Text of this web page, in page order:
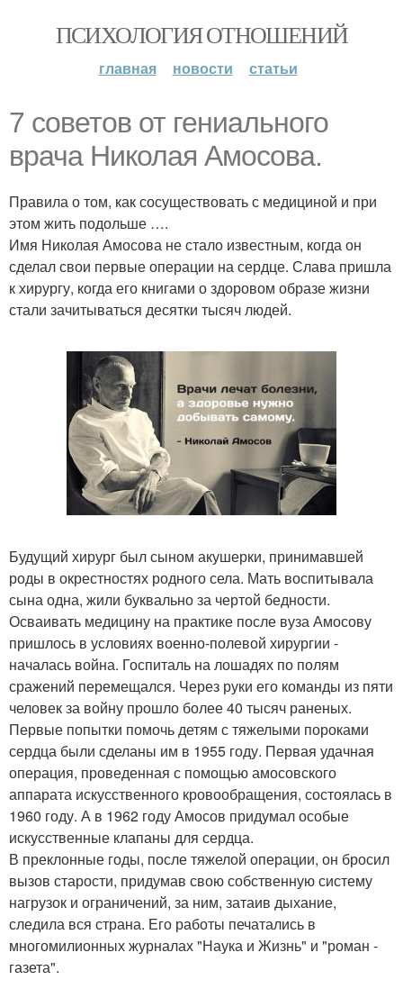
ПСИХОЛОГИЯ ОТНОШЕНИЙ
главная новости статьи
7 советов от гениального
врача Николая Амосова.
Правила о том, как сосуществовать с медициной и при
этом жить подольше ….
Имя Николая Амосова не стало известным, когда он
сделал свои первые операции на сердце. Слава пришла
к хирургу, когда его книгами о здоровом образе жизни
стали зачитываться десятки тысяч людей.
Будущий хирург был сыном акушерки, принимавшей
роды в окрестностях родного села. Мать воспитывала
сына одна, жили буквально за чертой бедности.
Осваивать медицину на практике после вуза Амосову
пришлось в условиях военно-полевой хирургии -
началась война. Госпиталь на лошадях по полям
сражений перемещался. Через руки его команды из пяти
человек за войну прошло более 40 тысяч раненых.
Первые попытки помочь детям с тяжелыми пороками
сердца были сделаны им в 1955 году. Первая удачная
операция, проведенная с помощью амосовского
аппарата искусственного кровообращения, состоялась в
1960 году. А в 1962 году Амосов придумал особые
искусственные клапаны для сердца.
В преклонные годы, после тяжелой операции, он бросил
вызов старости, придумав свою собственную систему
нагрузок и ограничений, за ним, затаив дыхание,
следила вся страна. Его работы печатались в
многомилионных журналах "Наука и Жизнь" и "роман -
газета".